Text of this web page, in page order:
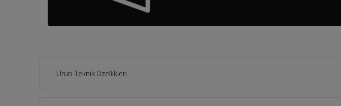
Ürün Teknik Özellikleri